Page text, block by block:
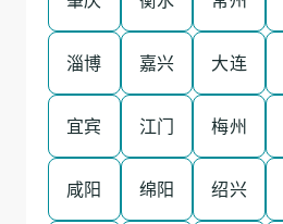
淄博 嘉兴 大连
宜宾 江门 梅州
咸阳 绵阳 绍兴